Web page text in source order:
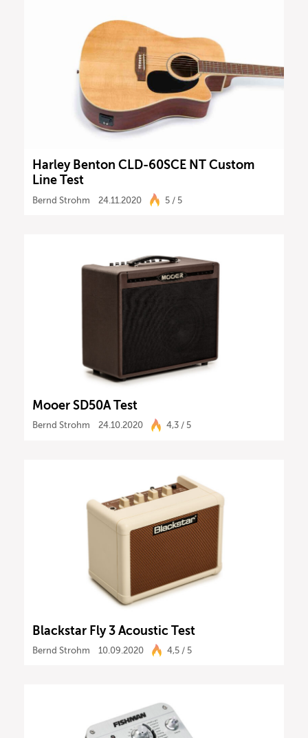
Harley Benton CLD-60SCE NT Custom
Line Test
Bernd Strohm 24.11.2020 5 / 5
Mooer SD50A Test
Bernd Strohm 24.10.2020 4,3 / 5
Blackstar Fly 3 Acoustic Test
Bernd Strohm 10.09.2020 4,5 / 5